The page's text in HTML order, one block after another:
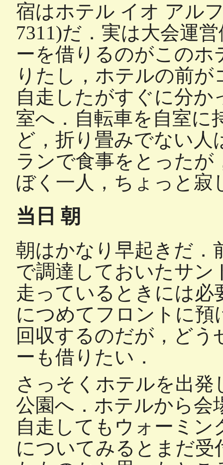
宿はホテル イオ アル
7311)だ．実は大会運
ーを借りるのがこの
りたし，ホテルの前
自走したがすぐに分か
室へ．自転車を自室に
ど，折り畳みでない
ランで食事をとった
ぼく一人，ちょっと寂
当日 朝
朝はかなり早起きだ．
で調達しておいたサ
走っているときには
につめてフロントに
回収するのだが，ど
ーも借りたい．
さっそくホテルを出
公園へ．ホテルから会
自走してもウォーミ
についてみるとまだ